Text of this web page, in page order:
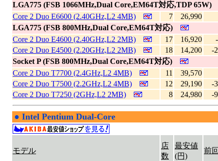
LGA775 (FSB 1066MHz,Dual Core,EM64T対応,TDP 65W)
Core 2 Duo E6600 (2.40GHz,L2 4MB)
7
26,990
LGA775 (FSB 800MHz,Dual Core,EM64T対応)
Core 2 Duo E4600 (2.40GHz,L2 2MB)
17 16,920
Core 2 Duo E4500 (2.20GHz,L2 2MB)
18 14,200
-
Socket P (FSB 800MHz,Dual Core,EM64T対応)
Core 2 Duo T7700 (2.4GHz,L2 4MB)
11
39,570
Core 2 Duo T7500 (2.2GHz,L2 4MB)
12 29,190
-
Core 2 Duo T7250 (2GHz,L2 2MB)
8 24,980 -
● Intel Pentium Dual-Core
モデル
店
数
最安値
(円)
前